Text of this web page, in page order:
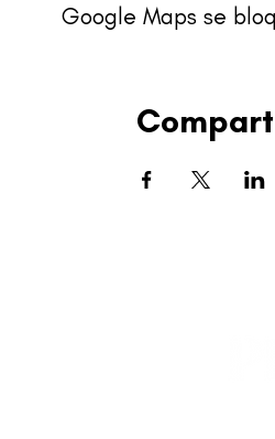
Google Maps se